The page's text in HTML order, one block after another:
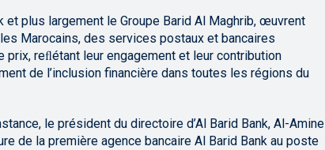
et plus largement le Groupe Barid Al Maghrib, œuvrent
Marocains, des services postaux et bancaires
reﬂétant leur engagement et leur contribution
de l’inclusion financière dans toutes les régions du
le président du directoire d’Al Barid Bank, Al-Amine
de la première agence bancaire Al Barid Bank au poste